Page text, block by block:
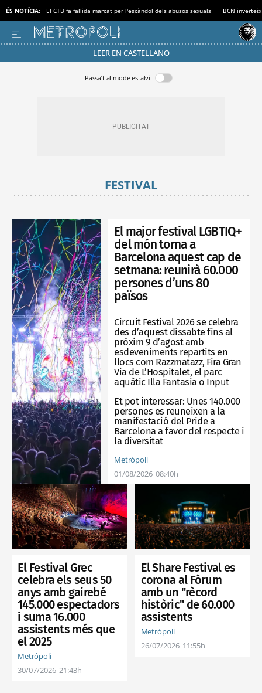
ÉS NOTÍCIA: El CTB fa fallida marcat per l'escàndol dels abusos sexuals BCN
LEER EN CASTELLANO
Passa’t al mode estalvi
FESTIVAL
El major festival LGBTIQ+
del món torna a
Barcelona aquest cap de
setmana: reunirà 60.000
persones d’uns 80
països
Circuit Festival 2026 se celebra
des d’aquest dissabte fins al
pròxim 9 d’agost amb
esdeveniments repartits en
llocs com Razzmatazz, Fira Gran
Via de L’Hospitalet, el parc
aquàtic Illa Fantasia o Input
Et pot interessar: Unes 140.000
persones es reuneixen a la
manifestació del Pride a
Barcelona a favor del respecte i
la diversitat
Metrópoli
01/08/2026 08:40h
El Festival Grec
celebra els seus 50
anys amb gairebé
145.000 espectadors
i suma 16.000
assistents més que
el 2025
Metrópoli
30/07/2026 21:43h
El Share Festival es
corona al Fòrum
amb un "rècord
històric" de 60.000
assistents
Metrópoli
26/07/2026 11:55h